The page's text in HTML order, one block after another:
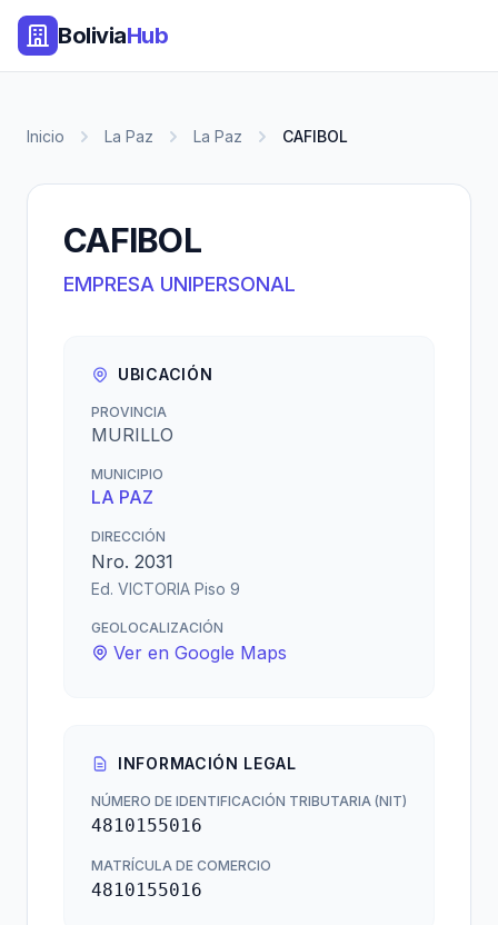
BoliviaHub
Inicio La Paz La Paz CAFIBOL
CAFIBOL
EMPRESA UNIPERSONAL
UBICACIÓN
PROVINCIA
MURILLO
MUNICIPIO
LA PAZ
DIRECCIÓN
Nro. 2031
Ed. VICTORIA Piso 9
GEOLOCALIZACIÓN
Ver en Google Maps
INFORMACIÓN LEGAL
NÚMERO DE IDENTIFICACIÓN TRIBUTARIA (NIT)
4810155016
MATRÍCULA DE COMERCIO
4810155016